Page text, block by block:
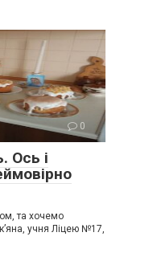
0
Ось і
та хочемо
учня Ліцею №17,